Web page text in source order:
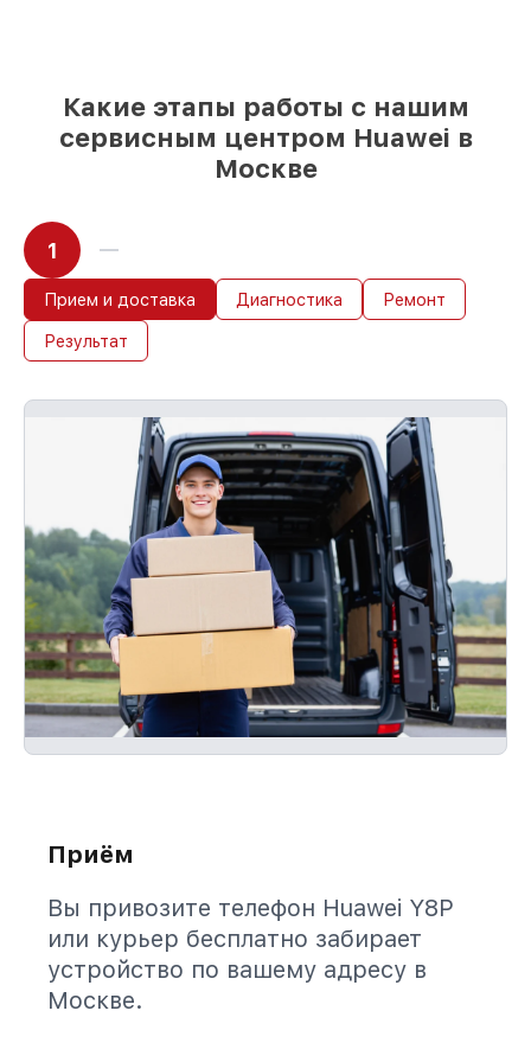
Какие этапы работы с нашим
сервисным центром Huawei в
Москве
1
Прием и доставка Диагностика Ремонт
Результат
Приём
Вы привозите телефон Huawei Y8P
или курьер бесплатно забирает
устройство по вашему адресу в
Москве.